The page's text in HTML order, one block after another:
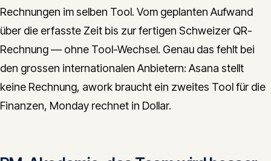
Rechnungen im selben Tool. Vom geplanten Aufwand
über die erfasste Zeit bis zur fertigen Schweizer QR-
Rechnung — ohne Tool-Wechsel. Genau das fehlt bei
den grossen internationalen Anbietern: Asana stellt
keine Rechnung, awork braucht ein zweites Tool für die
Finanzen, Monday rechnet in Dollar.